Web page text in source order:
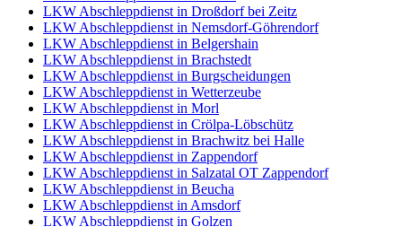
LKW Abschleppdienst in Droßdorf bei Zeitz
LKW Abschleppdienst in Nemsdorf-Göhrendorf
LKW Abschleppdienst in Belgershain
LKW Abschleppdienst in Brachstedt
LKW Abschleppdienst in Burgscheidungen
LKW Abschleppdienst in Wetterzeube
LKW Abschleppdienst in Morl
LKW Abschleppdienst in Crölpa-Löbschütz
LKW Abschleppdienst in Brachwitz bei Halle
LKW Abschleppdienst in Zappendorf
LKW Abschleppdienst in Salzatal OT Zappendorf
LKW Abschleppdienst in Beucha
LKW Abschleppdienst in Amsdorf
LKW Abschleppdienst in Golzen